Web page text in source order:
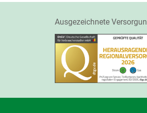
Ausgezeichnete